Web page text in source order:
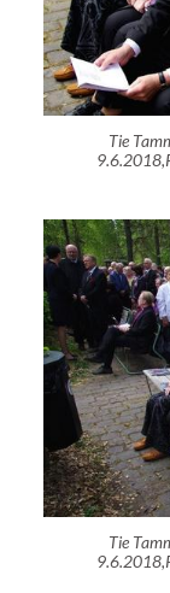
Tie
Tie